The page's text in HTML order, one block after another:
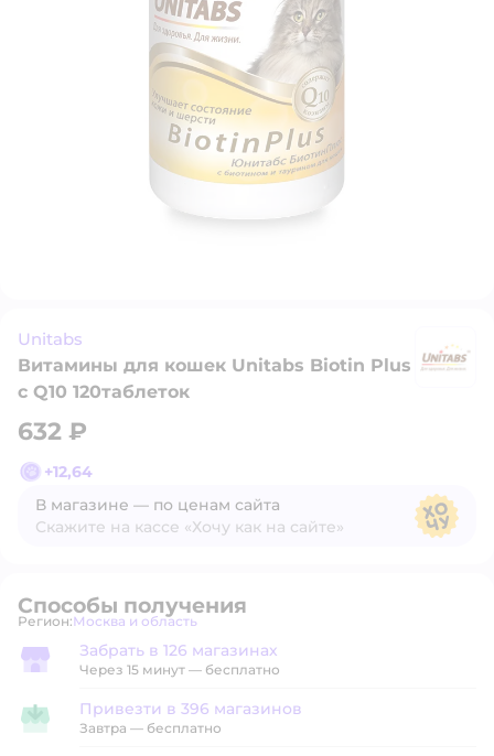
Unitabs
Витамины для кошек Unitabs Biotin Plus
с Q10 120таблеток
632 ₽
+12,64
В магазине — по ценам сайта
Скажите на кассе «Хочу как на сайте»
Способы получения
Регион: Выбор адреса доставки.
Москва и область
Забрать в магазине
Забрать в 126 магазинах
Через 15 минут — бесплатно
Привезти в магазин
Привезти в 396 магазинов
Завтра — бесплатно